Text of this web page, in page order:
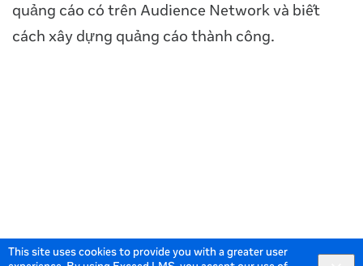
This site uses cookies to provide you with a greater user
quảng cáo có trên Audience Network và biết
cách xây dựng quảng cáo thành công.